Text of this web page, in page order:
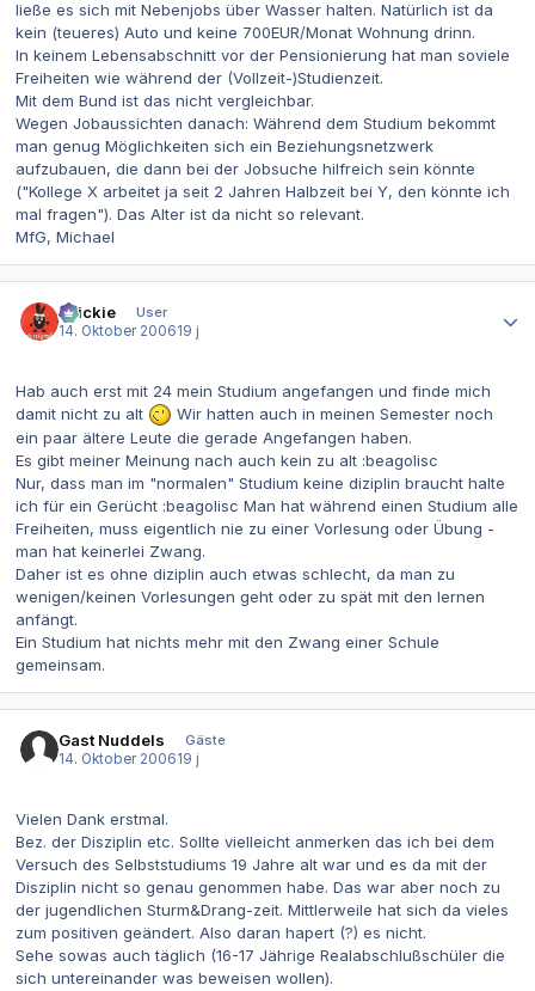
ließe es sich mit Nebenjobs über Wasser halten. Natürlich ist da
kein (teueres) Auto und keine 700EUR/Monat Wohnung drinn.
In keinem Lebensabschnitt vor der Pensionierung hat man soviele
Freiheiten wie während der (Vollzeit-)Studienzeit.
Mit dem Bund ist das nicht vergleichbar.
Wegen Jobaussichten danach: Während dem Studium bekommt
man genug Möglichkeiten sich ein Beziehungsnetzwerk
aufzubauen, die dann bei der Jobsuche hilfreich sein könnte
("Kollege X arbeitet ja seit 2 Jahren Halbzeit bei Y, den könnte ich
mal fragen"). Das Alter ist da nicht so relevant.
MfG, Michael
chickie
User
14. Oktober 200619 j
Hab auch erst mit 24 mein Studium angefangen und finde mich
damit nicht zu alt
Wir hatten auch in meinen Semester noch
ein paar ältere Leute die gerade Angefangen haben.
Es gibt meiner Meinung nach auch kein zu alt :beagolisc
Nur, dass man im "normalen" Studium keine diziplin braucht halte
ich für ein Gerücht :beagolisc Man hat während einen Studium alle
Freiheiten, muss eigentlich nie zu einer Vorlesung oder Übung -
man hat keinerlei Zwang.
Daher ist es ohne diziplin auch etwas schlecht, da man zu
wenigen/keinen Vorlesungen geht oder zu spät mit den lernen
anfängt.
Ein Studium hat nichts mehr mit den Zwang einer Schule
gemeinsam.
Gast Nuddels
Gäste
14. Oktober 200619 j
Vielen Dank erstmal.
Bez. der Disziplin etc. Sollte vielleicht anmerken das ich bei dem
Versuch des Selbststudiums 19 Jahre alt war und es da mit der
Disziplin nicht so genau genommen habe. Das war aber noch zu
der jugendlichen Sturm&Drang-zeit. Mittlerweile hat sich da vieles
zum positiven geändert. Also daran hapert (?) es nicht.
Sehe sowas auch täglich (16-17 Jährige Realabschlußschüler die
sich untereinander was beweisen wollen).